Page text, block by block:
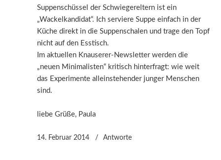
Suppenschüssel der Schwiegereltern ist ein
„Wackelkandidat“. Ich serviere Suppe einfach in der
Küche direkt in die Suppenschalen und trage den Topf
nicht auf den Esstisch.
Im aktuellen Knauserer-Newsletter werden die
„neuen Minimalisten“ kritisch hinterfragt: wie weit
das Experimente alleinstehender junger Menschen
sind.
liebe Grüße, Paula
14. Februar 2014 Antworte